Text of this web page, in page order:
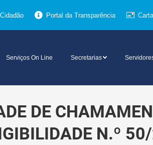
Portal da Transparência
Serviços On Line Secretarias
DE
N.º